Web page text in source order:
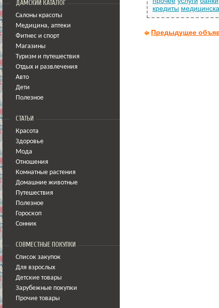
ДАМСКИЙ КАТАЛОГ
Салоны красоты
Медицина, аптеки
Фитнес и спорт
Магазины
Туризм и путешествия
Отдых и развлечения
Авто
Дети
Полезное
СТАТЬИ
Красота
Здоровье
Мода
Отношения
Комнатные растения
Домашние животные
Путешествия
Полезное
Гороскоп
Сонник
СОВМЕСТНЫЕ ПОКУПКИ
Список закупок
Для взрослых
Детские товары
Зарубежные покупки
Прочие товары
кредиты
Предыдущее